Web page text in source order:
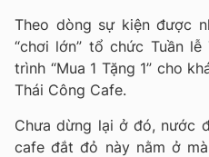
Theo dòng sự kiện được
“chơi lớn” tổ chức Tuần
trình “Mua 1 Tặng 1” cho
Thái Công Cafe.
Chưa dừng lại ở đó, nước
cafe đắt đỏ này nằm ở